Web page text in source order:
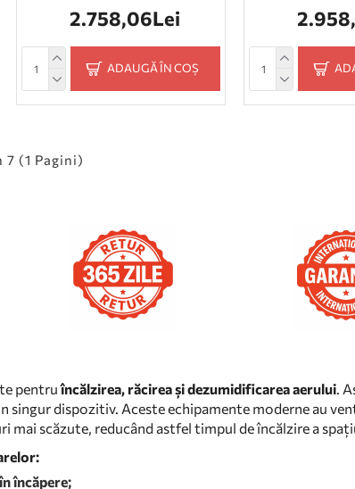
2.758,06Lei
ADAUGĂ ÎN COȘ
7 (1 Pagini)
pentruîncălzirea, răcirea și dezumidificarea aerului.
singur dispozitiv. Aceste echipamente moderne au
mai scăzute, reducând astfel timpul de încălzire a
încăpere;